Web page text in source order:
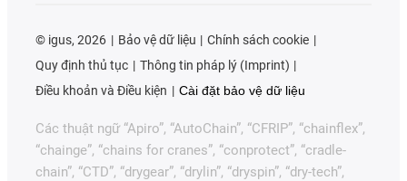
© igus, 2026 Bảo vệ dữ liệu
Chính sách cookie
Quy định thủ tục
Thông tin pháp lý (Imprint)
Điều khoản và Điều kiện
Cài đặt bảo vệ dữ liệu
Các thuật ngữ “Apiro”, “AutoChain”, “CFRIP”, “chainflex”,
“chainge”, “chains for cranes”, “conprotect”, “cradle-
chain”, “CTD”, “drygear”, “drylin”, “dryspin”, “dry-tech”,